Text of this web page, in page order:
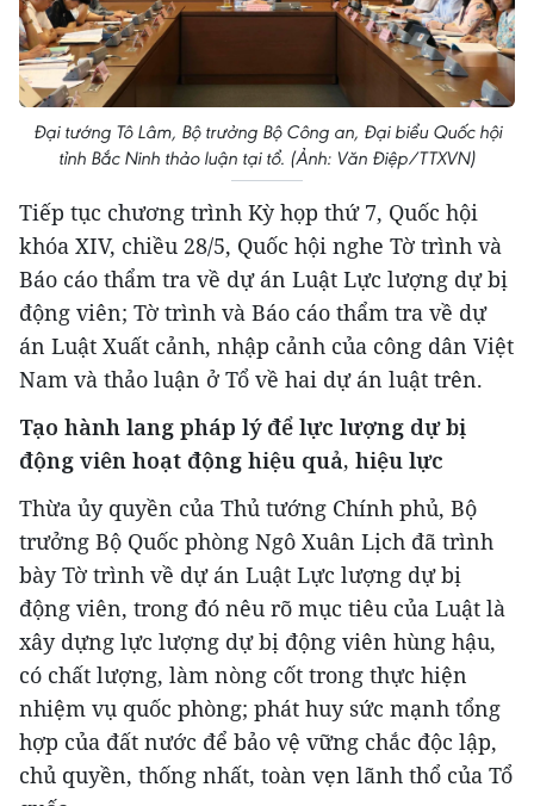
Đại tướng Tô Lâm, Bộ trưởng Bộ Công an, Đại biểu Quốc hội
tỉnh Bắc Ninh thảo luận tại tổ. (Ảnh: Văn Điệp/TTXVN)
Tiếp tục chương trình Kỳ họp thứ 7, Quốc hội
khóa XIV, chiều 28/5, Quốc hội nghe Tờ trình và
Báo cáo thẩm tra về dự án Luật Lực lượng dự bị
động viên; Tờ trình và Báo cáo thẩm tra về dự
án Luật Xuất cảnh, nhập cảnh của công dân Việt
Nam và thảo luận ở Tổ về hai dự án luật trên.
Tạo hành lang pháp lý để lực lượng dự bị
động viên hoạt động hiệu quả, hiệu lực
Thừa ủy quyền của Thủ tướng Chính phủ, Bộ
trưởng Bộ Quốc phòng Ngô Xuân Lịch đã trình
bày Tờ trình về dự án Luật Lực lượng dự bị
động viên, trong đó nêu rõ mục tiêu của Luật là
xây dựng lực lượng dự bị động viên hùng hậu,
có chất lượng, làm nòng cốt trong thực hiện
nhiệm vụ quốc phòng; phát huy sức mạnh tổng
hợp của đất nước để bảo vệ vững chắc độc lập,
chủ quyền, thống nhất, toàn vẹn lãnh thổ của Tổ